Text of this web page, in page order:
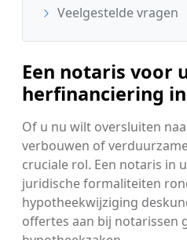
Veelgestelde vragen
Een notaris voor
herfinanciering
Of u nu wilt oversluiten
verbouwen of
cruciale rol. Een notaris in
juridische formaliteiten
hypotheekwijziging
offertes aan bij notarissen